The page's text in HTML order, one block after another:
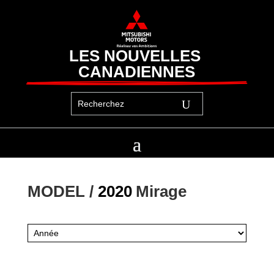
LES NOUVELLES
CANADIENNES
MODEL / 2020 Mirage